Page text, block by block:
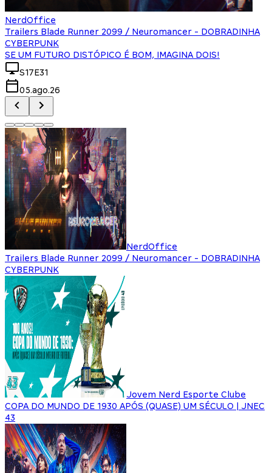
NerdOffice
Trailers Blade Runner 2099 / Neuromancer - DOBRADINHA
CYBERPUNK
SE UM FUTURO DISTÓPICO É BOM, IMAGINA DOIS!
S17E31
05.ago.26
NerdOffice
Trailers Blade Runner 2099 / Neuromancer - DOBRADINHA
CYBERPUNK
Jovem Nerd Esporte Clube
COPA DO MUNDO DE 1930 APÓS (QUASE) UM SÉCULO | JNEC
43